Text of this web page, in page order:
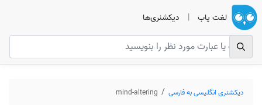
لغت یاب | دیکشنری‌ها
دیکشنری انگلیسی به فارسی mind-altering